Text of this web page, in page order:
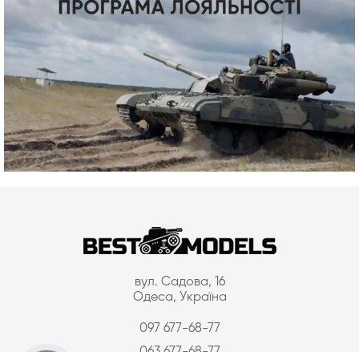
вул. Садова, 16
Одеса, Україна
097 677-68-77